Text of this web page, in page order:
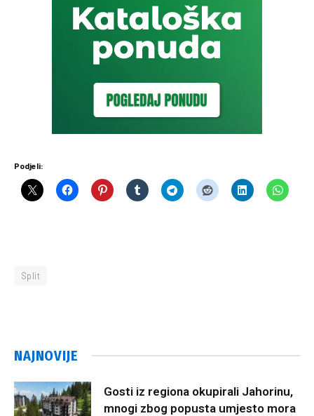
Podjeli:
Split
NAJNOVIJE
Gosti iz regiona okupirali Jahorinu,
mnogi zbog popusta umjesto mora